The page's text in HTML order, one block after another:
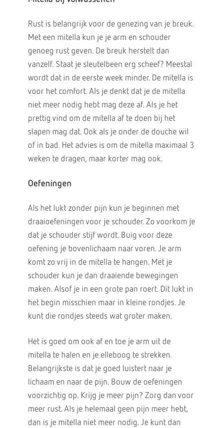
Rust is belangrijk voor de genezing van je breuk.
Met een mitella kun je je arm en schouder
genoeg rust geven. De breuk herstelt dan
vanzelf. Staat je sleutelbeen erg scheef? Meestal
wordt dat in de eerste week minder. De mitella is
voor het comfort. Als je denkt dat je de mitella
niet meer nodig hebt mag deze af. Als je het
prettig vind om de mitella af te doen bij het
slapen mag dat. Ook als je onder de douche wil
of in bad. Het advies is om de mitella maximaal 3
weken te dragen, maar korter mag ook.
Oefeningen
Als het lukt zonder pijn kun je beginnen met
draaioefeningen voor je schouder. Zo voorkom je
dat je schouder stijf wordt. Buig voor deze
oefening je bovenlichaam naar voren. Je arm
komt zo vrij in de mitella te hangen. Met je
schouder kun je dan draaiende bewegingen
maken. Alsof je in een grote pan roert. Dit lukt in
het begin misschien maar in kleine rondjes. Je
kunt die rondjes steeds wat groter maken.
Het is goed om ook af en toe je arm uit de
mitella te halen en je elleboog te strekken.
Belangrijkste is dat je goed luistert naar je
lichaam en naar de pijn. Bouw de oefeningen
voorzichtig op. Krijg je meer pijn? Zorg dan voor
meer rust. Als je helemaal geen pijn meer hebt,
dan is je mitella niet meer nodig. Je kunt dan